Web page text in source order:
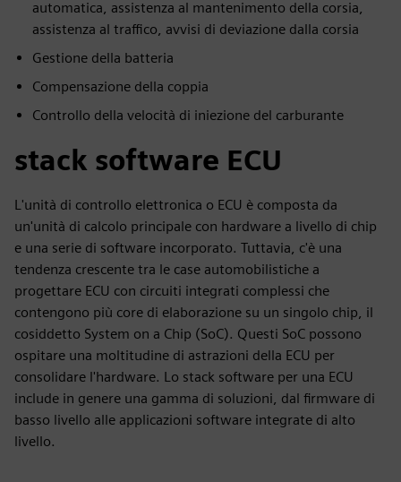
automatica, assistenza al mantenimento della corsia,
assistenza al traffico, avvisi di deviazione dalla corsia
Gestione della batteria
Compensazione della coppia
Controllo della velocità di iniezione del carburante
stack software ECU
L'unità di controllo elettronica o ECU è composta da
un'unità di calcolo principale con hardware a livello di chip
e una serie di software incorporato. Tuttavia, c'è una
tendenza crescente tra le case automobilistiche a
progettare ECU con circuiti integrati complessi che
contengono più core di elaborazione su un singolo chip, il
cosiddetto System on a Chip (SoC). Questi SoC possono
ospitare una moltitudine di astrazioni della ECU per
consolidare l'hardware. Lo stack software per una ECU
include in genere una gamma di soluzioni, dal firmware di
basso livello alle applicazioni software integrate di alto
livello.